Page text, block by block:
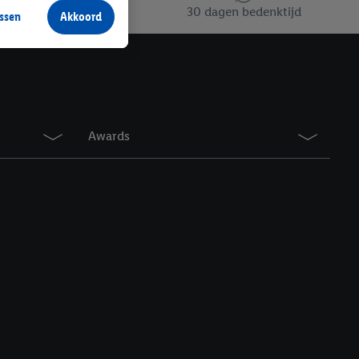
30 dagen bedenktijd
Awards
producten waarin je
te plaatsen
verschillende
jouw gehashte e-
kunnen worden
Meer informatie,
in te
Akkoord